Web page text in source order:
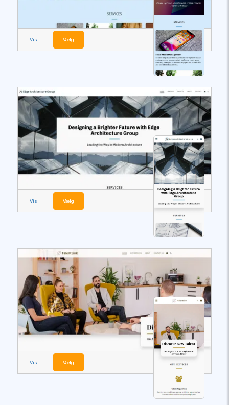
Vis Vælg
Vis Vælg
Vis Vælg